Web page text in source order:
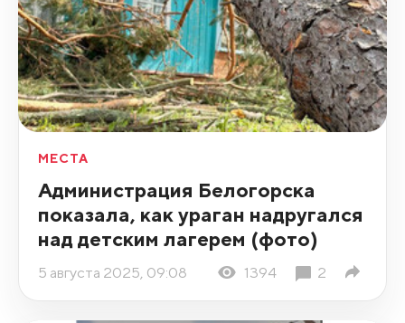
МЕСТА
Администрация Белогорска
показала, как ураган надругался
над детским лагерем (фото)
5 августа 2025, 09:08 1394 2